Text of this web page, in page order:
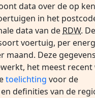
data over de op
in het
data van de RDW.
voertuig, per
maand. Deze
het meest recent
toelichting voor de
definities van de